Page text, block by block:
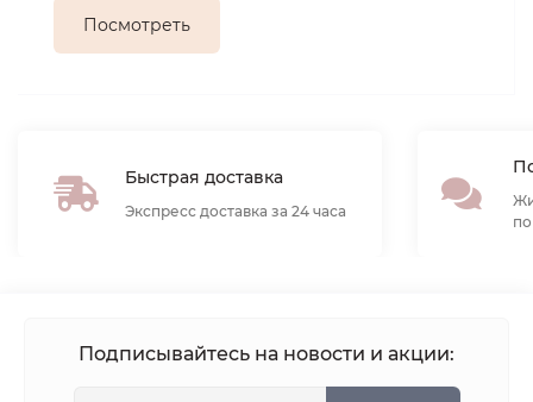
Посмотреть
Быстрая доставка
Экспресс доставка за 24 часа
Подписывайтесь на новости и акции: